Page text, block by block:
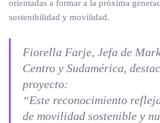
orientadas a formar a la próxima
sostenibilidad y movilidad.
Fiorella Farje, Jefa de
Centro y Sudamérica,
proyecto:
“Este reconocimiento
de movilidad sostenible y